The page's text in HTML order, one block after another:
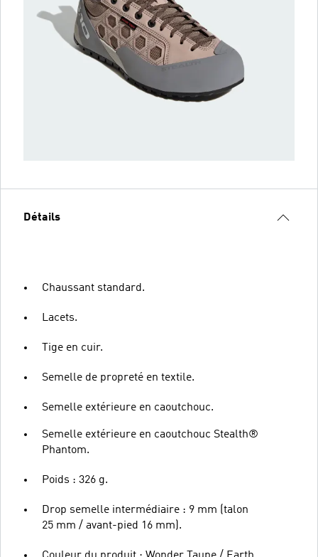
Détails
Chaussant standard.
Lacets.
Tige en cuir.
Semelle de propreté en textile.
Semelle extérieure en caoutchouc.
Semelle extérieure en caoutchouc Stealth®
Phantom.
Poids : 326 g.
Drop semelle intermédiaire : 9 mm (talon
25 mm / avant-pied 16 mm).